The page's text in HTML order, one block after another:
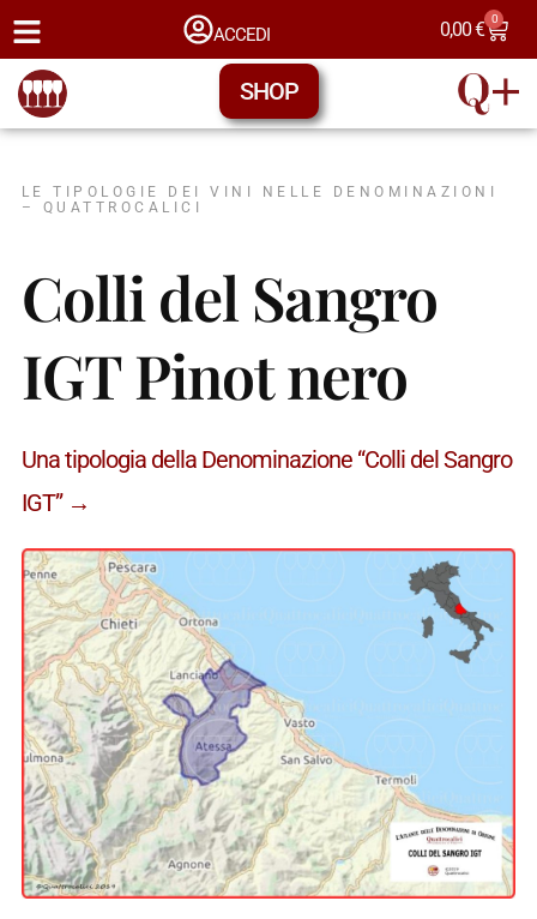
ACCEDI 0,00€ 0
SHOP
LE TIPOLOGIE DEI VINI NELLE DENOMINAZIONI
– QUATTROCALICI
Colli del Sangro
IGT Pinot nero
Una tipologia della Denominazione “Colli del Sangro
IGT” →